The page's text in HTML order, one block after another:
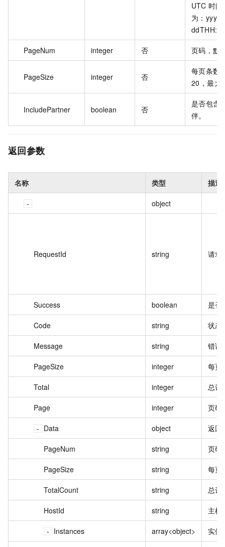
UTC 时间
为：
PageNum integer 否 页码，默
PageSize integer 否
每页条数
20，最大
IncludePartner boolean 否
是否包含
伴。
返回参数
名称 类型 描述
object
RequestId string 请求
Success boolean 是否
Code string 状态
Message string 错误
PageSize integer 每页
Total integer 总记
Page integer 页码
Data object 返回
PageNum string 页码
PageSize string 每页
TotalCount string 总记
HostId string 主机
Instances array<object> 实例